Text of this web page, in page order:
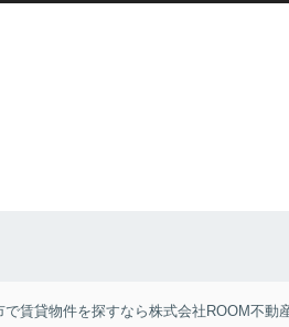
で賃貸物件を探すなら株式会社ROOM不動